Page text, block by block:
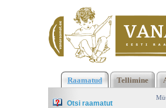
Klõpsa siia , et näha täielikku
Vincenzi, Varrak 2019 |
Raamatud Tellimine
Otsi raamatut